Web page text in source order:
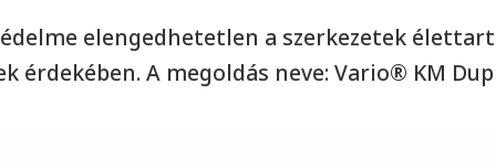
elengedhetetlen a szerkezetek
érdekében. A megoldás neve: Vario® KM